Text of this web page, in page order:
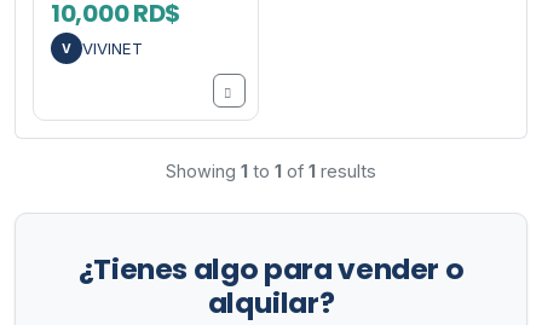
10,000 RD$
V VIVINET
Showing 1 to 1 of 1 results
¿Tienes algo para vender o
alquilar?